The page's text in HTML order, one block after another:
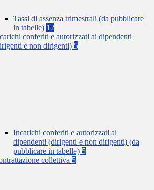
Tassi di assenza trimestrali (da pubblicare
in tabelle) 12
conferiti e autorizzati ai dipendenti
e non dirigenti) 5
Incarichi conferiti e autorizzati ai
dipendenti (dirigenti e non dirigenti) (da
pubblicare in tabelle) 5
collettiva 5